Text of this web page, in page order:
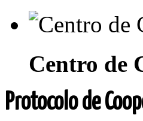
Centro de
Protocolode